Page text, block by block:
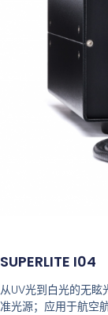
SUPERLITE I04
从UV光到白光的无
准光源；应用于航空